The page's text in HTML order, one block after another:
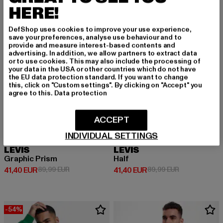
-54%
LEVIS
Graphic Prism
41,40 EUR
Derzeitiger Preis: 41,40 EUR
89,99 EURAktionspreis: 89,99 EUR
LEVIS
Half
41,40 EUR
Derzeitiger Preis: 41,40 EUR
89,99 EURAktionspreis:
-54%
HERE!
DefShop uses cookies to improve your use experience,
save your preferences, analyse use behaviour and to
provide and measure interest-based contents and
advertising. In addition, we allow partners to extract data
or to use cookies. This may also include the processing of
your data in the USA or other countries which do not have
the EU data protection standard. If you want to change
this, click on "Custom settings". By clicking on "Accept" you
agree to this. Data protection
INDIVIDUAL SETTINGS
ACCEPT